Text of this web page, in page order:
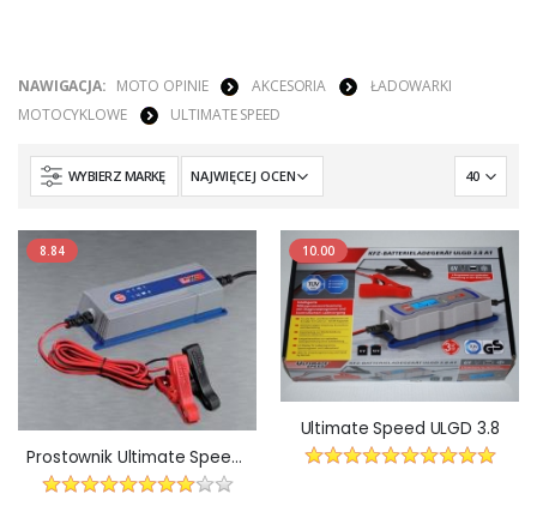
NAWIGACJA: MOTO OPINIE AKCESORIA
ŁADOWARKI
MOTOCYKLOWE
ULTIMATE SPEED
WYBIERZ MARKĘ
8.84
Prostownik Ultimate Speed T4X SE
10.00
Ultimate Speed ULGD 3.8